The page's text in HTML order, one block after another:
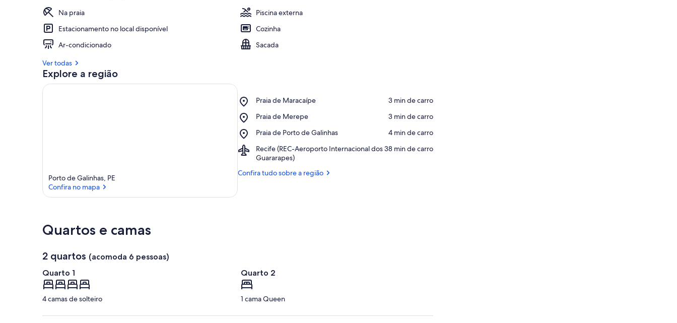
Na praia
Piscina externa
Estacionamento no local disponível
Cozinha
Ar-condicionado
Sacada
Ver todas
Explore a região
Porto de Galinhas, PE
Confira no mapa
Praia de Maracaípe
Place,
de
‪3 min de carro‬
Praia de Merepe
Place,
de
‪3 min de carro‬
Praia de Porto de Galinhas
Place,
de
Porto
Galinhas
‪4 min de carro‬
Recife (REC-Aeroporto Internacional dos
Guararapes)
Airport,
Recife
Aeroporto
‪38 min de carro‬
Confira tudo sobre a região
Quartos e camas
2 quartos (acomoda 6 pessoas)
Quarto 1
4 camas de solteiro
Quarto 2
1 cama Queen